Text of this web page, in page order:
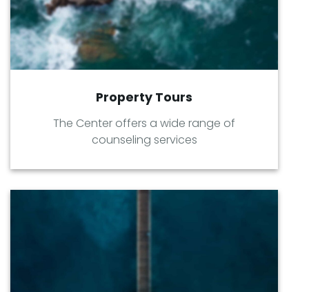
Property Tours
The Center offers a wide range of
counseling services